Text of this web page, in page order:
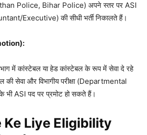
Police, Bihar Police) अपने स्तर पर ASI
Executive) की सीधी भर्ती निकालते हैं।
में कांस्टेबल या हेड कांस्टेबल के रूप में सेवा दे रहे
की सेवा और विभागीय परीक्षा (Departmental
भी ASI पद पर प्रमोट हो सकते हैं।
Ke Liye Eligibility